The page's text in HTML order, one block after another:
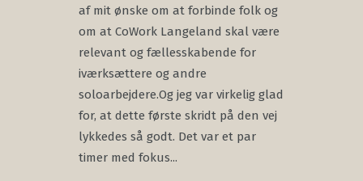
af mit ønske om at forbinde folk og
om at CoWork Langeland skal være
relevant og fællesskabende for
iværksættere og andre
soloarbejdere.Og jeg var virkelig glad
for, at dette første skridt på den vej
lykkedes så godt. Det var et par
timer med fokus...